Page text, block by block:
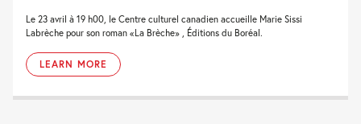
Le 23 avril à 19 h00, le Centre culturel canadien accueille Marie Sissi
Labrèche pour son roman «La Brèche» , Éditions du Boréal.
LEARN MORE